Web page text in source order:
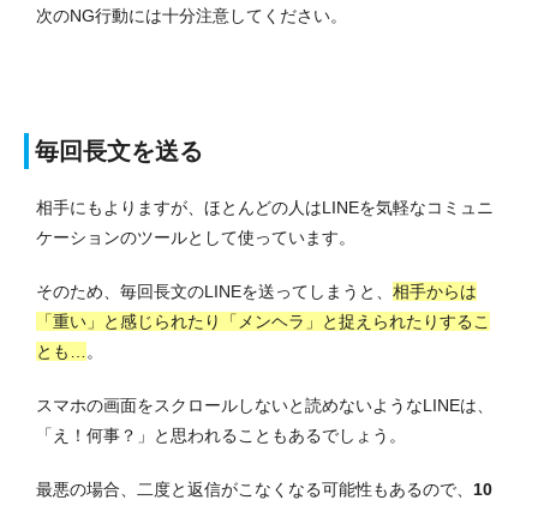
次のNG行動には十分注意してください。
毎回長文を送る
相手にもよりますが、ほとんどの人はLINEを気軽なコミュニ
ケーションのツールとして使っています。
そのため、毎回長文のLINEを送ってしまうと、 相手からは
「重い」と感じられたり「メンヘラ」と捉えられたりするこ
とも…
。
スマホの画面をスクロールしないと読めないようなLINEは、
「え！何事？」と思われることもあるでしょう。
最悪の場合、二度と返信がこなくなる可能性もあるので、 10